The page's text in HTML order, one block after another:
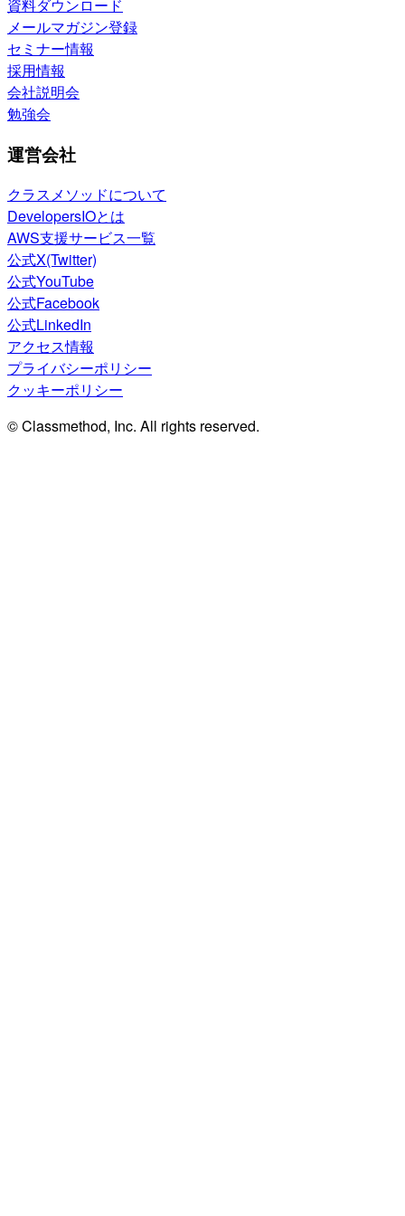
資料ダウンロード
メールマガジン登録
セミナー情報
採用情報
会社説明会
勉強会
運営会社
クラスメソッドについて
DevelopersIOとは
AWS支援サービス一覧
公式X(Twitter)
公式YouTube
公式Facebook
公式LinkedIn
アクセス情報
プライバシーポリシー
クッキーポリシー
© Classmethod, Inc. All rights reserved.